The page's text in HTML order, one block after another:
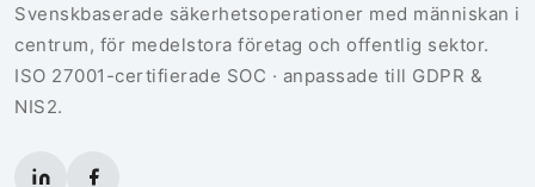
Svenskbaserade säkerhetsoperationer med människan i
centrum, för medelstora företag och offentlig sektor.
ISO 27001-certifierade SOC · anpassade till GDPR &
NIS2.